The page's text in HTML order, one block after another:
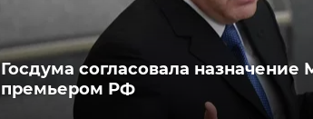
Госдума согласовала
премьером РФ